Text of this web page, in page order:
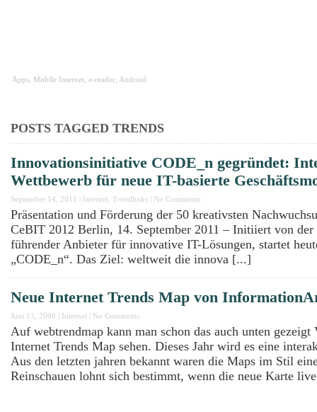
Apps, Mobile Internet, e-reader, Android
POSTS TAGGED TRENDS
Innovationsinitiative CODE_n gegründet:
Wettbewerb für neue IT-basierte
September 14, 2011 Internet Trendlinks No Comments
Präsentation und Förderung der 50 kreativsten
CeBIT 2012 Berlin, 14. September 2011 – Initiiert von
führender Anbieter für innovative IT-Lösungen, startet
„CODE_n“. Das Ziel: weltweit die innova [...]
Neue Internet Trends Map von
Juni 13, 2009 Internet No Comments
Auf webtrendmap kann man schon das auch unten gezeigt
Internet Trends Map sehen. Dieses Jahr wird es eine
Aus den letzten jahren bekannt waren die Maps im Stil
Reinschauen lohnt sich bestimmt, wenn die neue Karte